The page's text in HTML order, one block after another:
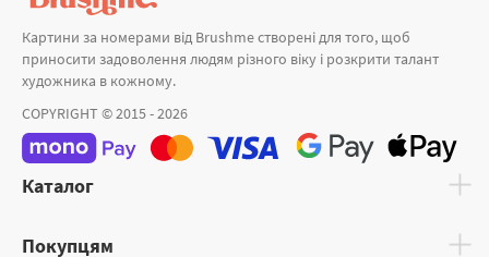
Картини за номерами від Brushme створені для того, щоб
приносити задоволення людям різного віку і розкрити талант
художника в кожному.
COPYRIGHT © 2015 - 2026
Каталог
Покупцям